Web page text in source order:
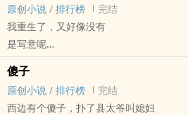
强强
原创小说 / 排行榜
完结
我重生了，又好像没有
是写意呢
完结 - HE - 小甜饼 - 阴差阳错
普通人的重生
傻子
原创小说 / 排行榜
完结
西边有个傻子，扑了县太爷叫媳妇